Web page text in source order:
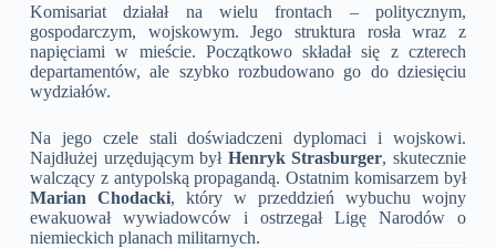
Komisariat działał na wielu frontach – politycznym,
gospodarczym, wojskowym. Jego struktura rosła wraz z
napięciami w mieście. Początkowo składał się z czterech
departamentów, ale szybko rozbudowano go do dziesięciu
wydziałów.
Na jego czele stali doświadczeni dyplomaci i wojskowi.
Najdłużej urzędującym był Henryk Strasburger, skutecznie
walczący z antypolską propagandą. Ostatnim komisarzem był
Marian Chodacki, który w przeddzień wybuchu wojny
ewakuował wywiadowców i ostrzegał Ligę Narodów o
niemieckich planach militarnych.